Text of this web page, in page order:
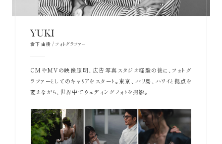
YUKI
岩下 由樹 / フォトグラファー
CMやMVの映像照明、広告写真スタジオ経験の後に、フォトグ
ラファーとしてのキャリアをスタート。東京、バリ島、ハワイと拠点を
変えながら、世界中でウェディングフォトを撮影。